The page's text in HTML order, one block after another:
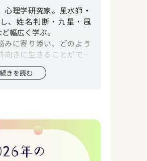
心理学研究家。風水師・
、姓名判断・九星・風
幅広く学ぶ。
みに寄り添い、どのよう
向きに生きることができ
ツを伝授することから、
・信頼が厚い。
加え改名、開運してい
続きを読む